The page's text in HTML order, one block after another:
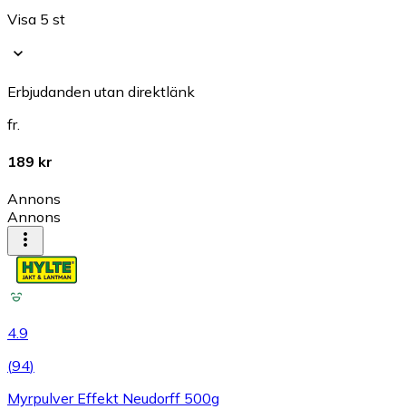
Visa 5 st
Erbjudanden utan direktlänk
fr.
189 kr
Annons
Annons
4.9
(94)
Myrpulver Effekt Neudorff 500g